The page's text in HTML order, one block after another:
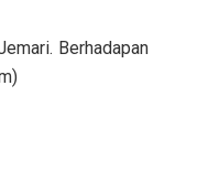
Berhadapan